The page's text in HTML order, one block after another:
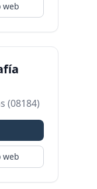
web
(08184)
web